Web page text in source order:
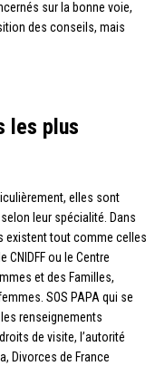
sur la bonne voie,
des conseils, mais
les plus
elles sont
leur spécialité. Dans
existent tout comme celles
ou le Centre
et des Familles,
SOS PAPA qui se
renseignements
de visite, l’autorité
Divorces de France